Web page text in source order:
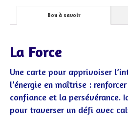
Bon à savoir
La Force
Une carte pour apprivoiser
l’énergie en maîtrise :
confiance et la persévérance.
pour traverser un défi avec